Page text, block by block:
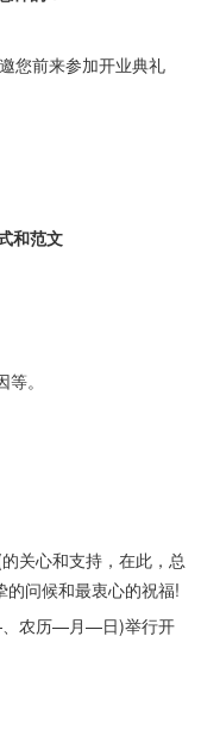
您前来参加开业典礼
和范文
。
心和支持，在此，总
问候和最衷心的祝福!
历—月—日)举行开